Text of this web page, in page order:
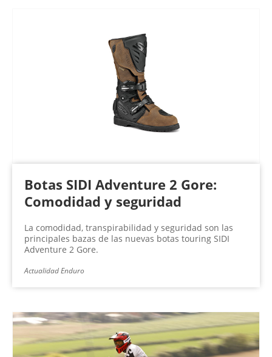
Botas SIDI Adventure 2 Gore:
Comodidad y seguridad
La comodidad, transpirabilidad y seguridad son las
principales bazas de las nuevas botas touring SIDI
Adventure 2 Gore.
Actualidad Enduro